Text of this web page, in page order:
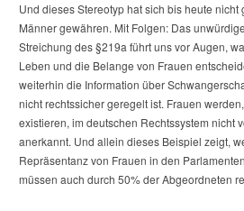
Und dieses Stereotyp hat sich bis heute
Männer gewähren. Mit Folgen: Das
Streichung des §219a führt uns vor Augen,
Leben und die Belange von Frauen
weiterhin die Information über
nicht rechtssicher geregelt ist. Frauen
existieren, im deutschen Rechtssystem nicht
anerkannt. Und allein dieses Beispiel zeigt,
Repräsentanz von Frauen in den
müssen auch durch 50% der Abgeordneten